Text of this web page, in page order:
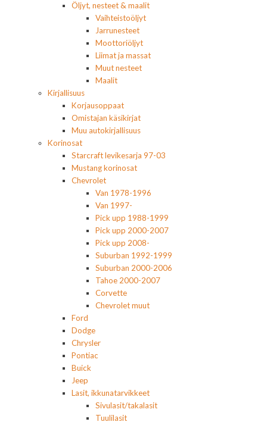
Öljyt, nesteet & maalit
Vaihteistoöljyt
Jarrunesteet
Moottoriöljyt
Liimat ja massat
Muut nesteet
Maalit
Kirjallisuus
Korjausoppaat
Omistajan käsikirjat
Muu autokirjallisuus
Korinosat
Starcraft levikesarja 97-03
Mustang korinosat
Chevrolet
Van 1978-1996
Van 1997-
Pick upp 1988-1999
Pick upp 2000-2007
Pick upp 2008-
Suburban 1992-1999
Suburban 2000-2006
Tahoe 2000-2007
Corvette
Chevrolet muut
Ford
Dodge
Chrysler
Pontiac
Buick
Jeep
Lasit, ikkunatarvikkeet
Sivulasit/takalasit
Tuulilasit